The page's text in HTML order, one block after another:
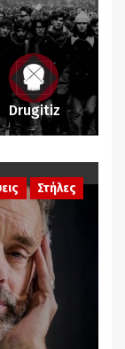
Drugitiz
Στήλες